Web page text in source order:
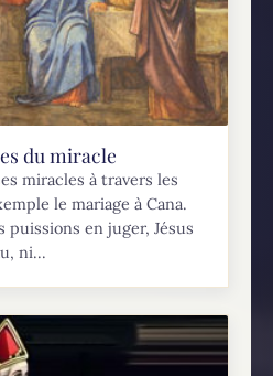
du miracle
miracles à travers les
le mariage à Cana.
puissions en juger, Jésus
ni...